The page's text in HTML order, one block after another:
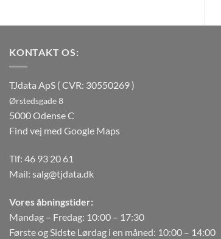
KONTAKT OS:
TJdata ApS ( CVR: 30550269 )
Ørstedsgade 8
5000 Odense C
Find vej med Google Maps
Tlf: 46 93 20 61
Mail: salg@tjdata.dk
Vores åbningstider:
Mandag – Fredag: 10:00 – 17:30
Første og Sidste Lørdag i en måned: 10:00 – 14:00